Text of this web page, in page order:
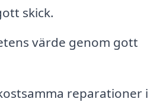
skick.
värde genom gott
reparationer i